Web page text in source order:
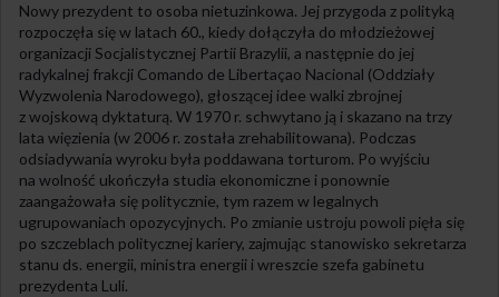
Nowy prezydent to osoba nietuzinkowa. Jej przygoda z polityką
rozpoczęła się w latach 60., kiedy dołączyła do młodzieżowej
organizacji Socjalistycznej Partii Brazylii, a następnie do jej
radykalnej frakcji Comando de Libertaçao Nacional (Oddziały
Wyzwolenia Narodowego), głoszącej idee walki zbrojnej
z wojskową dyktaturą. W 1970 r. schwytano ją i skazano na trzy
lata więzienia (w 2006 r. została zrehabilitowana). Podczas
odsiadywania wyroku była poddawana torturom. Po wyjściu
na wolność ukończyła studia ekonomiczne i ponownie
zaangażowała się politycznie, tym razem w legalnych
ugrupowaniach opozycyjnych. Po zmianie ustroju powoli pięła się
po szczeblach politycznej kariery, zajmując stanowisko sekretarza
stanu ds. energii, ministra energii i wreszcie szefa gabinetu
prezydenta Luli.